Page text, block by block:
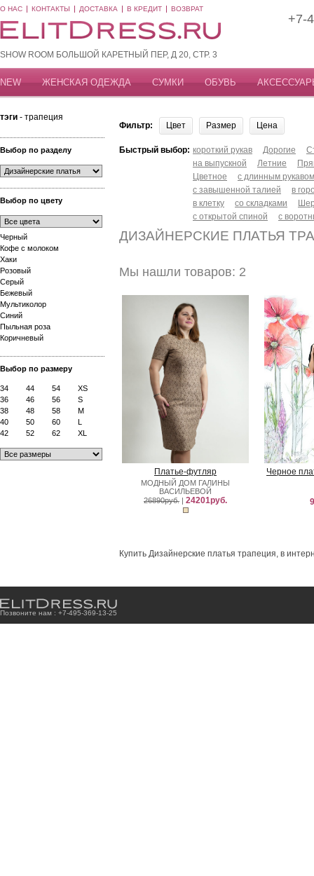
О НАС КОНТАКТЫ ДОСТАВКА В КРЕДИТ ВОЗВРАТ
SHOW ROOM БОЛЬШОЙ КАРЕТНЫЙ ПЕР, Д 20, СТР. 3
+7-
NEW ЖЕНСКАЯ ОДЕЖДА СУМКИ ОБУВЬ
тэги - трапеция
Выбор по разделу
Выбор по цвету
Черный
Кофе с молоком
Хаки
Розовый
Серый
Бежевый
Мультиколор
Синий
Пыльная роза
Коричневый
Выбор по размеру
34 44 54
XS
36
46 56
S
38
48 58
M
40
50 60
L
42
52 62 XL
Фильтр: Цвет Размер Цена
Быстрый выбор: короткий рукав Дорогие
на выпускной
Летние
Цветное
с длинным рукавом
с завышенной талией
в
в клетку
со складками
с открытой спиной
с
ДИЗАЙНЕРСКИЕ ПЛАТЬЯ
Мы нашли товаров: 2
Платье-футляр
МОДНЫЙ ДОМ ГАЛИНЫ
ВАСИЛЬЕВОЙ
26890руб. | 24201руб.
Черное
Купить Дизайнерские платья трапеция, в
Позвоните нам : +7-495-369-13-25